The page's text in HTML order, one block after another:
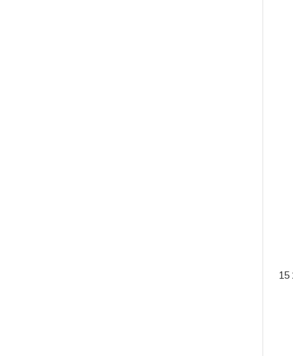
סוללת ליתיום-יון חדשנית מובנית, מספקת עד 20 שעות פעולה בין טעינה לטעינה. אפשרות להטענה מהירה – הטענה בת 15